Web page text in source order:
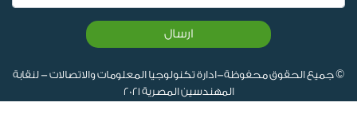
ارسال
© جميع الحقوق محفوظة-ادارة تكنولوجيا المعلومات والاتصالات - لنقابة
المهندسين المصرية 2021